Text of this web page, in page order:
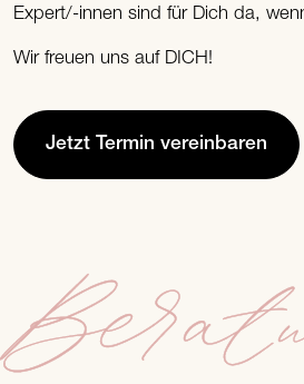
Expert/-innen sind für Dich da,
Wir freuen uns auf DICH!
Jetzt Termin vereinbaren